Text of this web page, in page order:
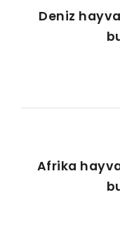
Deniz
Afrika